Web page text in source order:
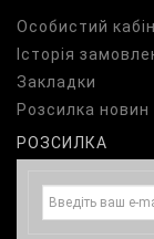
Особистий
Історія
Закладки
Розсилка новин
РОЗСИЛКА